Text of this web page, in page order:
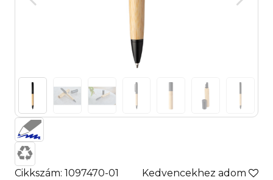
Cikkszám: 1097470-01
Kedvencekhez adom